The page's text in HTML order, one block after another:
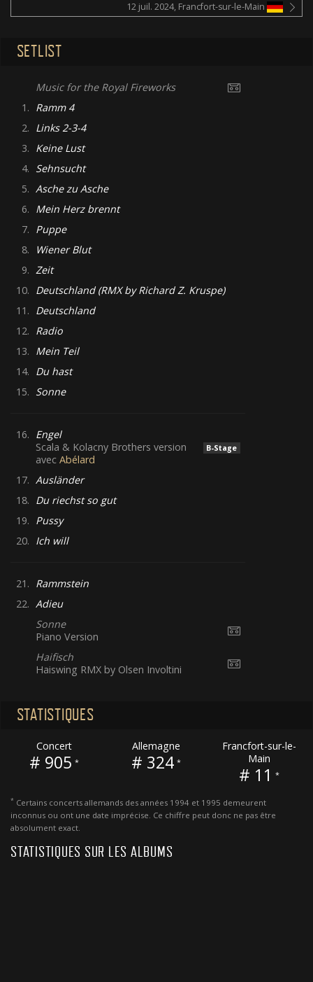
12 juil. 2024, Francfort-sur-le-Main
SETLIST
Music for the Royal Fireworks
1. Ramm 4
2. Links 2-3-4
3. Keine Lust
4. Sehnsucht
5. Asche zu Asche
6. Mein Herz brennt
7. Puppe
8.
Wiener Blut
9. Zeit
10. Deutschland (RMX by Richard Z. Kruspe)
11. Deutschland
12. Radio
13. Mein Teil
14. Du hast
15. Sonne
16. Engel
Scala & Kolacny Brothers version
avec Abélard
B-Stage
17. Ausländer
18. Du riechst so gut
19. Pussy
20. Ich will
21. Rammstein
22. Adieu
Sonne
Piano Version
Haifisch
Haiswing RMX by Olsen Involtini
STATISTIQUES
Concert
# 905 *
Allemagne
# 324 *
Francfort-sur-le-
Main
# 11 *
* Certains concerts allemands des années 1994 et 1995 demeurent
inconnus ou ont une date imprécise. Ce chiffre peut donc ne pas être
absolument exact.
STATISTIQUES SUR LES ALBUMS